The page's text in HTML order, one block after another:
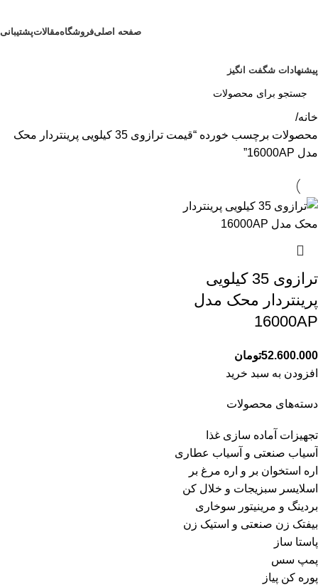
صفحه اصلیفروشگاهمقالاتپشتیبانی
پیشنهادات شگفت انگیز
دسته‌های محصولات
تجهیزات آماده سازی غذا
آسیاب صنعتی و آسیاب عطاری
اره استخوان بر و اره مرغ بر
اسلایسر سبزیجات و خلال کن
بردینگ و مرینیتور سوخاری
بیفتک زن صنعتی و استیک زن
پاستا ساز
پمپ سس
پوره کن پیاز
خانه
محصولات برچسب خورده “قیمت ترازوی 35 کیلویی پرینتردار محک
مدل 16000AP”
ترازوی 35 کیلویی
پرینتردار محک مدل
16000AP
52.600.000تومان
افزودن به سبد خرید